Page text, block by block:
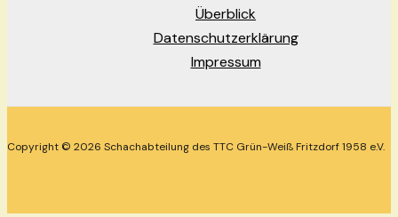
Überblick
Datenschutzerklärung
Impressum
Copyright © 2026 Schachabteilung des TTC Grün-Weiß Fritzdorf 1958 e.V.